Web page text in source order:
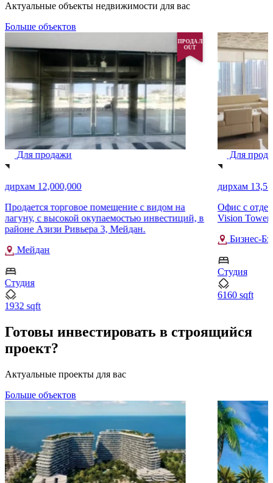
Актуальные объекты недвижимости для вас
Больше объектов
ПРОДАЛ
OUT
Для продажи
дирхам 12,000,000
Продается торговое помещение с видом на
лагуну, с высокой окупаемостью инвестиций, в
районе Азизи Ривьера 3, Мейдан.
Мейдан
Студия
1932 sqft
Для
дирхам
Офис с
Vision
Бизнес-
Студия
6160 sqft
Готовы инвестировать в строящийся
проект?
Актуальные проекты для вас
Больше объектов